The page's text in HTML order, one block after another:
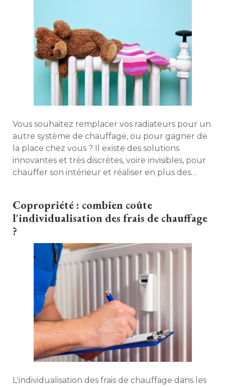
Vous souhaitez remplacer vos radiateurs pour un
autre système de chauffage, ou pour gagner de
la place chez vous ? Il existe des solutions
innovantes et très discrètes, voire invisibles, pour
chauffer son intérieur et réaliser en plus des
rayonnantes... Petit tour d'horizon.
Copropriété : combien coûte
l'individualisation des frais de chauffage
?
L'individualisation des frais de chauffage dans les